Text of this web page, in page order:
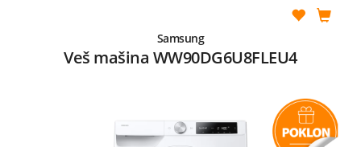
Samsung
Veš mašina WW90DG6U8FLEU4